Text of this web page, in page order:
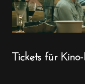
Tickets für